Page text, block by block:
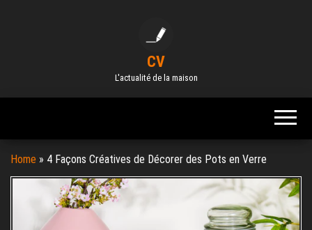
CV
L'actualité de la maison
Home » 4 Façons Créatives de Décorer des Pots en Verre